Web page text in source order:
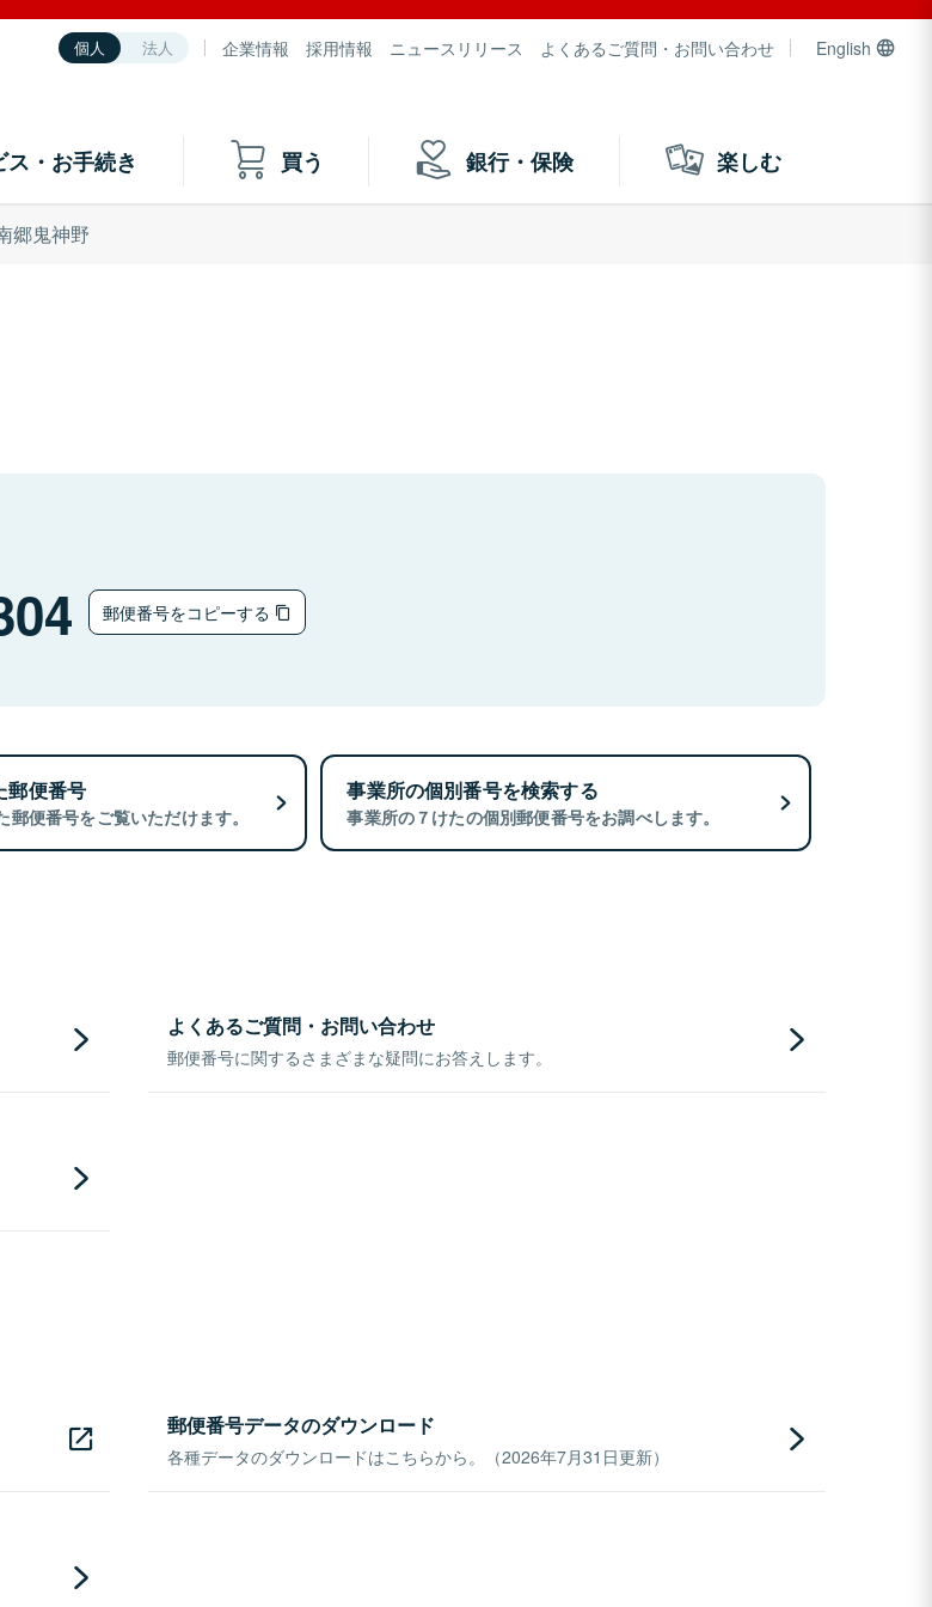
個人 法人 企業情報 採用情報 ニュースリリース よくあるご質問・お問い合わせ English
ス・お手続き 買う 銀行・保険 楽しむ
郷鬼神野
郵便番号をコピーする
郵便番号
郵便番号をご覧いただけます。
事業所の個別番号を検索する
事業所の７けたの個別郵便番号をお調べします。
よくあるご質問・お問い合わせ
郵便番号に関するさまざまな疑問にお答えします。
郵便番号データのダウンロード
各種データのダウンロードはこちらから。（2026年7月31日更新）